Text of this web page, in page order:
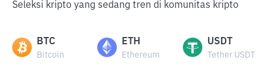
Seleksi kripto yang sedang tren di komunitas kripto
BTC
Bitcoin
ETH
Ethereum
USDT
Tether USDT